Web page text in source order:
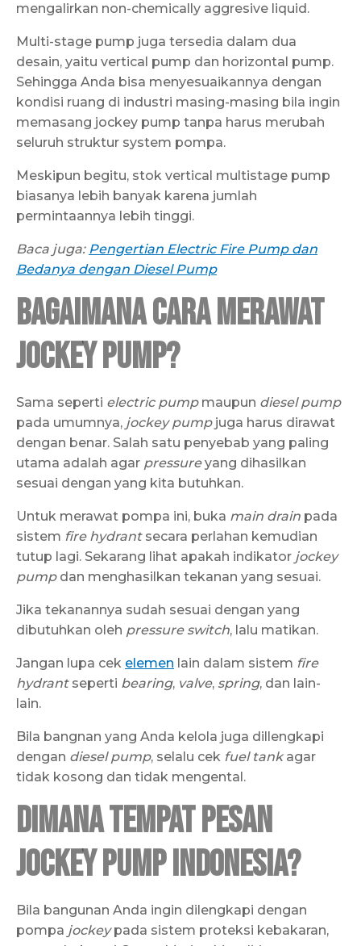
mengalirkan non-chemically aggresive liquid.
Multi-stage pump juga tersedia dalam dua
desain, yaitu vertical pump dan horizontal pump.
Sehingga Anda bisa menyesuaikannya dengan
kondisi ruang di industri masing-masing bila ingin
memasang jockey pump tanpa harus merubah
seluruh struktur system pompa.
Meskipun begitu, stok vertical multistage pump
biasanya lebih banyak karena jumlah
permintaannya lebih tinggi.
Baca juga: Pengertian Electric Fire Pump dan
Bedanya dengan Diesel Pump
Bagaimana Cara Merawat
Jockey Pump?
Sama seperti electric pumpmaupun diesel pump
pada umumnya, jockey pumpjuga harus dirawat
dengan benar. Salah satu penyebab yang paling
utama adalah agar pressureyang dihasilkan
sesuai dengan yang kita butuhkan.
Untuk merawat pompa ini, buka main drain pada
sistem fire hydrantsecara perlahan kemudian
tutup lagi. Sekarang lihat apakah indikator jockey
pumpdan menghasilkan tekanan yang sesuai.
Jika tekanannya sudah sesuai dengan yang
dibutuhkan oleh pressure switch, lalu matikan.
Jangan lupa cek elemen lain dalam sistem fire
hydrantseperti bearing, valve, spring, dan lain-
lain.
Bila bangnan yang Anda kelola juga dillengkapi
dengan diesel pump, selalu cek fuel tankagar
tidak kosong dan tidak mengental.
Dimana Tempat Pesan
Jockey Pump Indonesia?
Bila bangunan Anda ingin dilengkapi dengan
pompa jockeypada sistem proteksi kebakaran,